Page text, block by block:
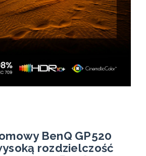
BenQ GP520
rozdzielczość